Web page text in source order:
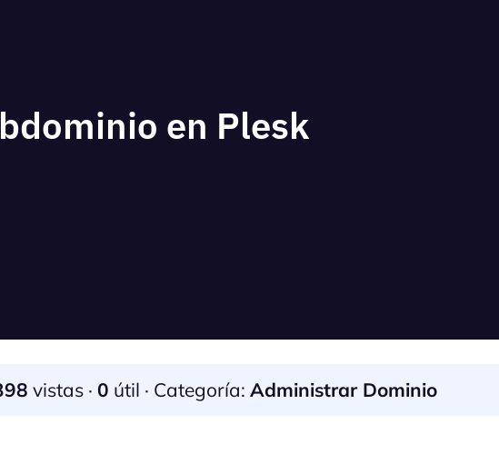
en Plesk
vistas ·0 útil · Categoría:Administrar Dominio